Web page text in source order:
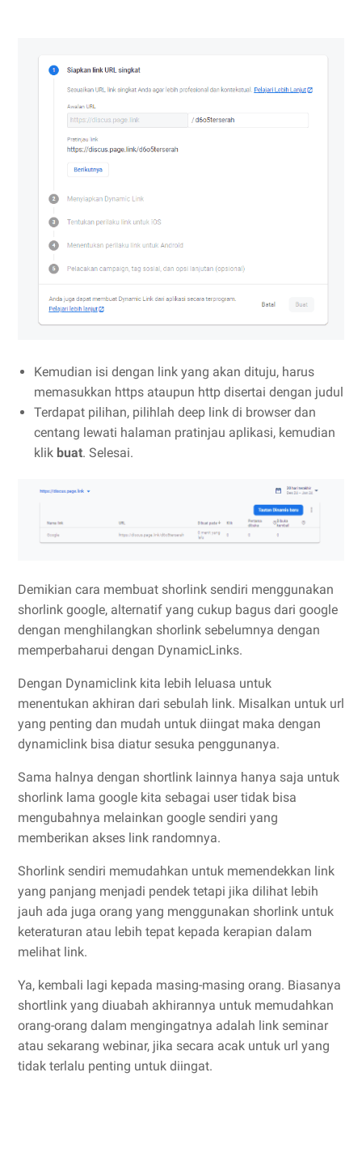
Kemudian isi dengan link yang akan dituju, harus
memasukkan https ataupun http disertai dengan judul
Terdapat pilihan, pilihlah deep link di browser dan
centang lewati halaman pratinjau aplikasi, kemudian
klik buat. Selesai.
Demikian cara membuat shorlink sendiri menggunakan
shorlink google, alternatif yang cukup bagus dari google
dengan menghilangkan shorlink sebelumnya dengan
memperbaharui dengan DynamicLinks.
Dengan Dynamiclink kita lebih leluasa untuk
menentukan akhiran dari sebulah link. Misalkan untuk url
yang penting dan mudah untuk diingat maka dengan
dynamiclink bisa diatur sesuka penggunanya.
Sama halnya dengan shortlink lainnya hanya saja untuk
shorlink lama google kita sebagai user tidak bisa
mengubahnya melainkan google sendiri yang
memberikan akses link randomnya.
Shorlink sendiri memudahkan untuk memendekkan link
yang panjang menjadi pendek tetapi jika dilihat lebih
jauh ada juga orang yang menggunakan shorlink untuk
keteraturan atau lebih tepat kepada kerapian dalam
melihat link.
Ya, kembali lagi kepada masing-masing orang. Biasanya
shortlink yang diuabah akhirannya untuk memudahkan
orang-orang dalam mengingatnya adalah link seminar
atau sekarang webinar, jika secara acak untuk url yang
tidak terlalu penting untuk diingat.